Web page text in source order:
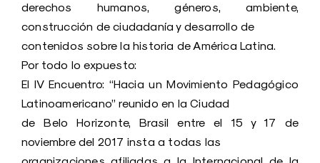
derechos humanos, géneros, ambiente,
construcción de ciudadanía y desarrollo de
contenidos sobre la historia de América Latina.
Por todo lo expuesto:
El IV Encuentro: “Hacia un Movimiento Pedagógico
Latinoamericano” reunido en la Ciudad
de Belo Horizonte, Brasil entre el 15 y 17 de
noviembre del 2017 insta a todas las